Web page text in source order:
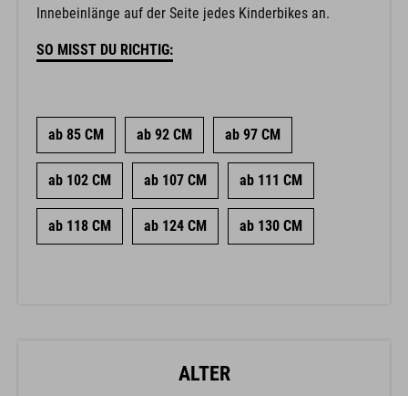
Innebeinlänge auf der Seite jedes Kinderbikes an.
SO MISST DU RICHTIG:
ab 85 CM ab 92 CM ab 97 CM
ab 102 CM ab 107 CM ab 111 CM
ab 118 CM ab 124 CM ab 130 CM
ALTER